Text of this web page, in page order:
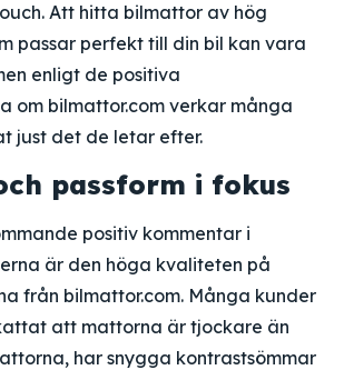
Att hitta bilmattor av hög
passar perfekt till din bil kan vara
enligt de positiva
om bilmattor.com verkar många
just det de letar efter.
passform i fokus
positiv kommentar i
är den höga kvaliteten på
från bilmattor.com. Många kunder
att mattorna är tjockare än
har snygga kontrastsömmar